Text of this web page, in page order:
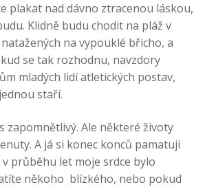
plakat nad dávno ztracenou láskou,
Klidně budu chodit na pláž v
na vypouklé břicho, a
se tak rozhodnu, navzdory
mladých lidí atletických postav,
staří.
zapomnětlivý. Ale některé životy
A já si konec konců pamatuji
v průběhu let moje srdce bylo
někoho blízkého, nebo pokud